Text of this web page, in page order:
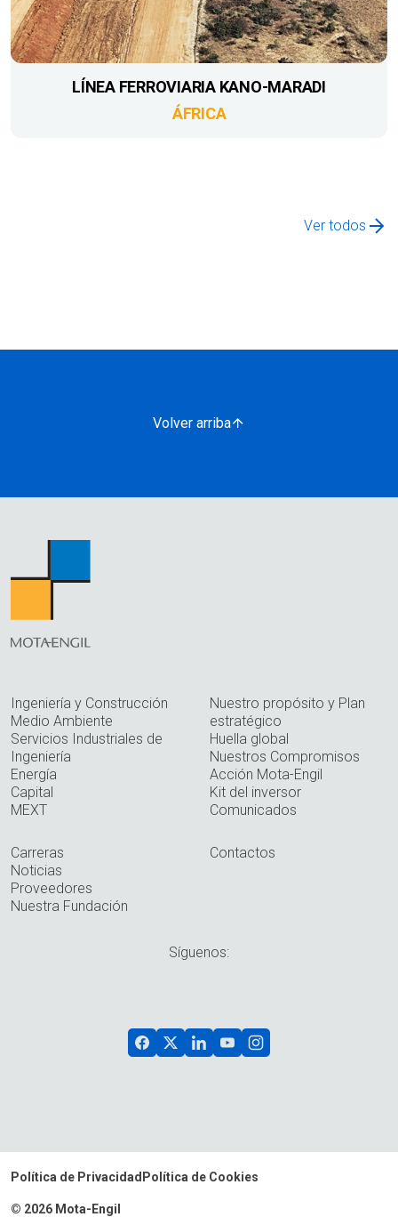
LÍNEA FERROVIARIA KANO-MARADI
ÁFRICA
Ver todos
Volver arriba
Ingeniería y Construcción
Medio Ambiente
Servicios Industriales de
Ingeniería
Energía
Capital
MEXT
Nuestro propósito y Plan
estratégico
Huella global
Nuestros Compromisos
Acción Mota-Engil
Kit del inversor
Comunicados
Carreras
Noticias
Proveedores
Nuestra Fundación
Contactos
Síguenos:
Política de Privacidad Política de Cookies
© 2026 Mota-Engil